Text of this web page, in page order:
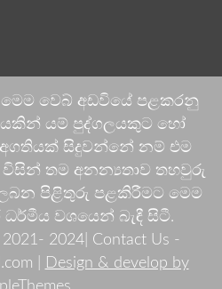
මෙම වෙබ් අඩවියේ පළකරනු
යම් පුද්ගලයකුට හෝ
සිදුවන්නේ නම් එම
විසින් තම අනන්‍යතාව තහවුරු
පිළිතුරු පළකිරීමට මෙම
වශයෙන් බැඳී සිටී.
2024| Contact Us -
|
Design & develop by